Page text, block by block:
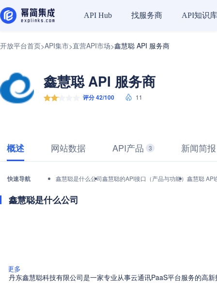
API Hub 找服务商 API知识库
开放平台首页>API集市>直营API市场>鑫慧聪 API 服务商
鑫慧聪 API 服务商
评分 42/100 11
概述 网站数据 API产品 3 新闻简报
快速导航 鑫慧聪是什么公司鑫慧聪的API接口（产品与功能） 鑫慧聪
鑫慧聪是什么公司
更多
丹东鑫慧聪科技有限公司是一家专业从事云通讯PaaS平台服务的高